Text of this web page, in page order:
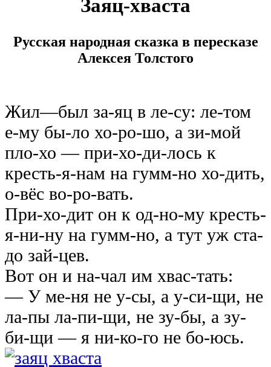
Заяц-хваста
Русская народная сказка в пересказе
Алексея Толстого
Жил—был за-яц в ле-су: ле-том
е-му бы-ло хо-ро-шо, а зи-мой
пло-хо — при-хо-ди-лось к
кресть-я-нам на гумм-но хо-дить,
о-вёс во-ро-вать.
При-хо-дит он к од-но-му кресть-
я-ни-ну на гумм-но, а тут уж ста-
до зай-цев.
Вот он и на-чал им хвас-тать:
— У ме-ня не у-сы, а у-си-щи, не
ла-пы лa-пи-щи, не зу-бы, а зy-
би-щи — я ни-ко-го не бо-юсь.